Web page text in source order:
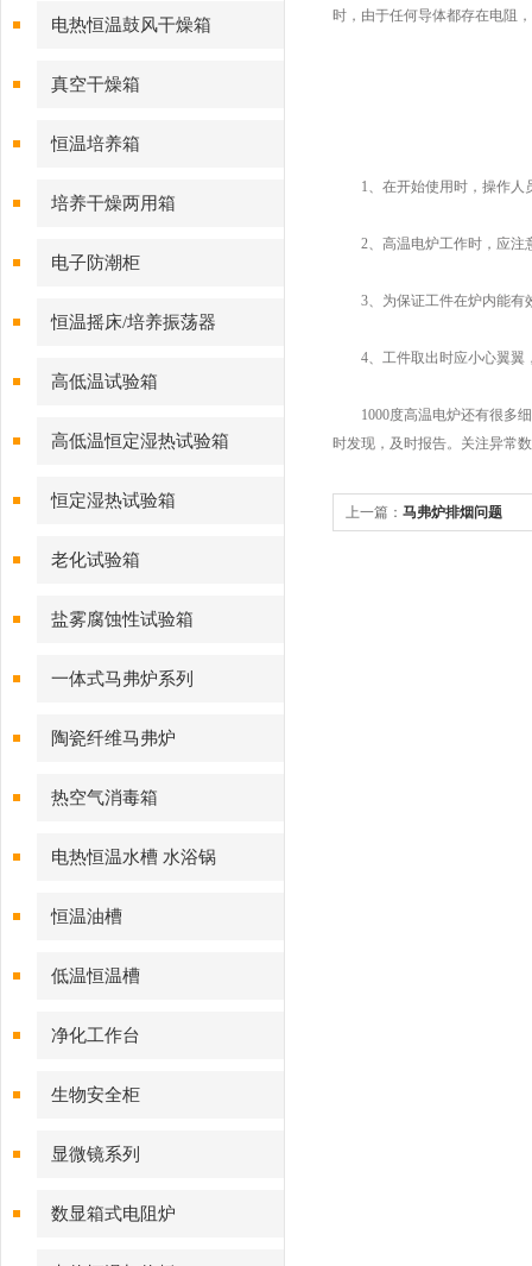
电热恒温鼓风干燥箱
真空干燥箱
恒温培养箱
培养干燥两用箱
电子防潮柜
恒温摇床/培养振荡器
高低温试验箱
高低温恒定湿热试验箱
恒定湿热试验箱
老化试验箱
盐雾腐蚀性试验箱
一体式马弗炉系列
陶瓷纤维马弗炉
热空气消毒箱
电热恒温水槽 水浴锅
恒温油槽
低温恒温槽
净化工作台
生物安全柜
显微镜系列
数显箱式电阻炉
时，由于任何导体都存在电阻
1、在开始使用时，操作人员
2、高温电炉工作时，应注
3、为保证工件在炉内能有效
4、工件取出时应小心翼翼，
1000度高温电炉还有很多细
时发现，及时报告。关注异常
上一篇： 马弗炉排烟问题